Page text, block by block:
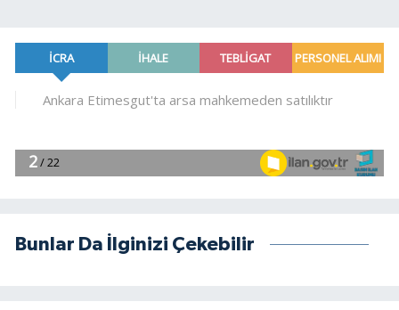
Bunlar Da İlginizi Çekebilir